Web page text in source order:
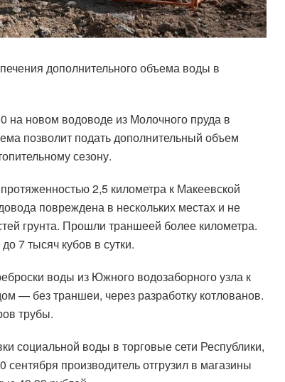
дополнительного объема воды в
на новом водоводе из Молочного пруда в
позволит подать дополнительный объем
сезону.
2,5 километра к Макеевской
повреждена в нескольких местах и не
грунта. Прошли траншеей более километра.
7 тысяч кубов в сутки.
воды из Южного водозаборного узла к
— без траншеи, через разработку котлованов.
трубы.
социальной воды в торговые сети Республики,
производитель отгрузил в магазины